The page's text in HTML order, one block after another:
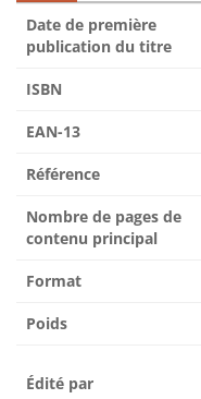
Date de première
publication du titre
ISBN
EAN-13
Référence
Nombre de pages de
contenu principal
Format
Poids
Édité par